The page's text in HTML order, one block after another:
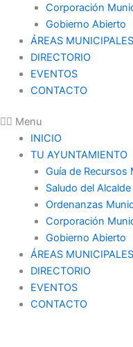
Corporación
Gobierno Abierto
ÁREAS MUNICIPALES
DIRECTORIO
EVENTOS
CONTACTO
Menu
INICIO
TU AYUNTAMIENTO
Guía de Recursos
Saludo del Alcalde
Ordenanzas
Corporación
Gobierno Abierto
ÁREAS MUNICIPALES
DIRECTORIO
EVENTOS
CONTACTO